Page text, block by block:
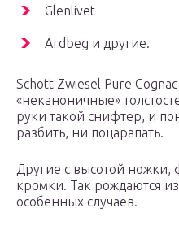
Glenlivet
Ardbeg и другие.
Schott Zwiesel Pure
«неканоничные»
руки такой снифтер, и
разбить, ни поцарапать.
Другие с высотой
кромки. Так рождаются
особенных случаев.